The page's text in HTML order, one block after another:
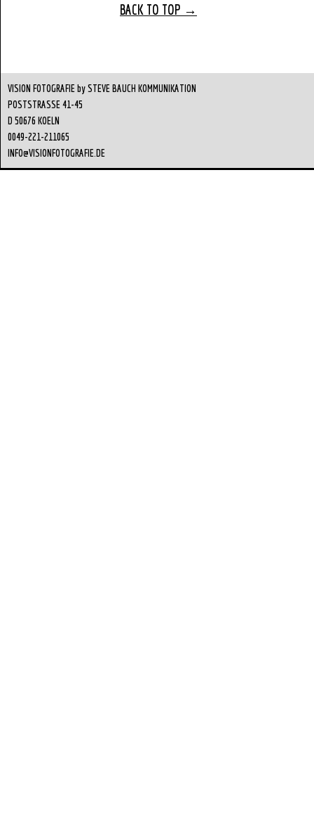
BACK TO TOP →
VISION FOTOGRAFIE by STEVE BAUCH KOMMUNIKATION
POSTSTRASSE 41-45
D 50676 KOELN
0049-221-211065
INFO@VISIONFOTOGRAFIE.DE